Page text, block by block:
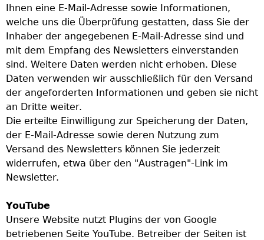
Ihnen eine E-Mail-Adresse sowie Informationen,
welche uns die Überprüfung gestatten, dass Sie der
Inhaber der angegebenen E-Mail-Adresse sind und
mit dem Empfang des Newsletters einverstanden
sind. Weitere Daten werden nicht erhoben. Diese
Daten verwenden wir ausschließlich für den Versand
der angeforderten Informationen und geben sie nicht
an Dritte weiter.
Die erteilte Einwilligung zur Speicherung der Daten,
der E-Mail-Adresse sowie deren Nutzung zum
Versand des Newsletters können Sie jederzeit
widerrufen, etwa über den "Austragen"-Link im
Newsletter.
YouTube
Unsere Website nutzt Plugins der von Google
betriebenen Seite YouTube. Betreiber der Seiten ist